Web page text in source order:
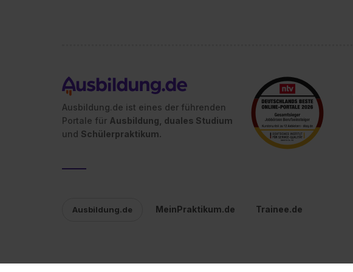
Ausbildung.de ist eines der führenden
Portale für Ausbildung, duales Studium
und Schülerpraktikum.
Ausbildung.de MeinPraktikum.de Trainee.de